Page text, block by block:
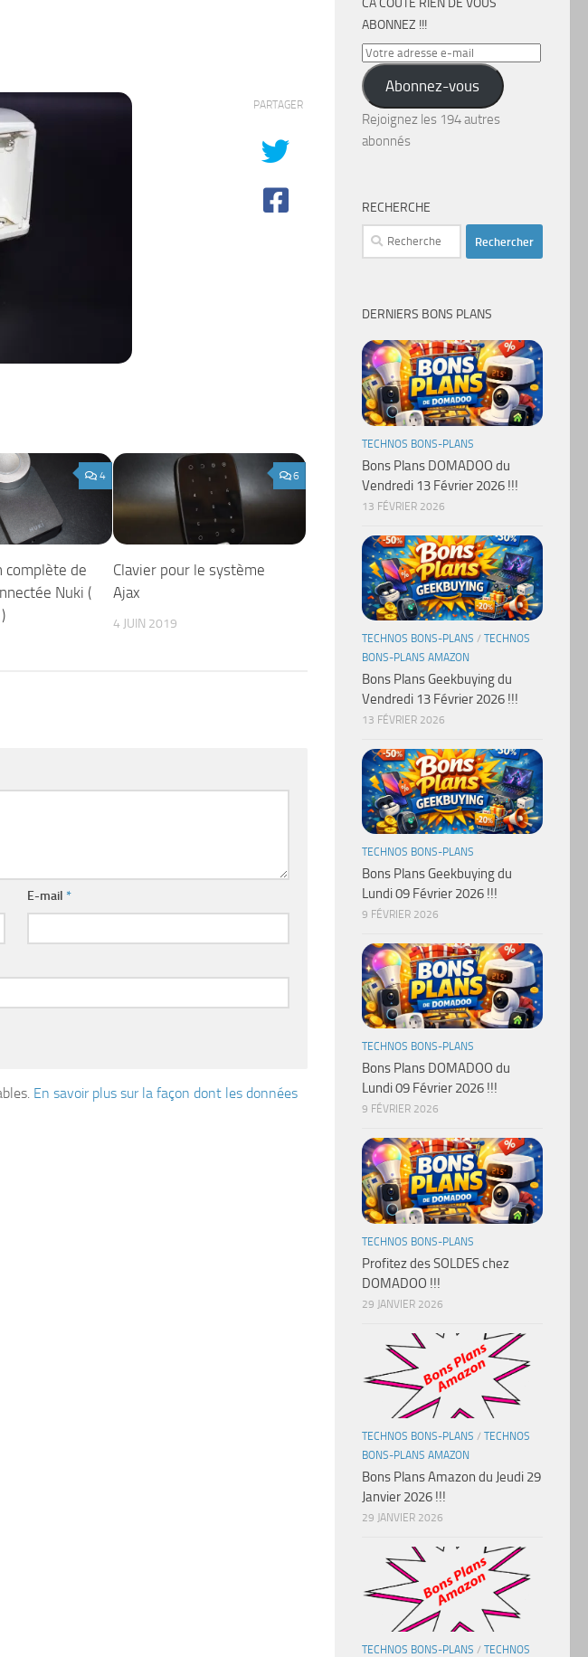
PARTAGER
4
complète de
Nuki (
6
Clavier pour le système
Ajax
4 JUIN 2019
E-mail*
En savoir plus sur la façon dont les données
CA COÛTE RIEN DE VOUS
ABONNEZ !!!
Votre
adresse
e-
mail
Abonnez-vous
Rejoignez les 194 autres
abonnés
RECHERCHE
Rechercher :
DERNIERS BONS PLANS
TECHNOS BONS-PLANS
Bons Plans DOMADOO du
Vendredi 13 Février 2026 !!!
13 FÉVRIER 2026
TECHNOS BONS-PLANS / TECHNOS
BONS-PLANS AMAZON
Bons Plans Geekbuying du
Vendredi 13 Février 2026 !!!
13 FÉVRIER 2026
TECHNOS BONS-PLANS
Bons Plans Geekbuying du
Lundi 09 Février 2026 !!!
9 FÉVRIER 2026
TECHNOS BONS-PLANS
Bons Plans DOMADOO du
Lundi 09 Février 2026 !!!
9 FÉVRIER 2026
TECHNOS BONS-PLANS
Profitez des SOLDES chez
DOMADOO !!!
29 JANVIER 2026
TECHNOS BONS-PLANS / TECHNOS
BONS-PLANS AMAZON
Bons Plans Amazon du Jeudi 29
Janvier 2026 !!!
29 JANVIER 2026
TECHNOS BONS-PLANS / TECHNOS